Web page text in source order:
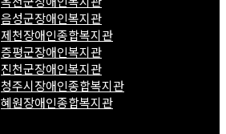
음성군장애인복지관
제천장애인종합복지관
증평군장애인복지관
진천군장애인복지관
청주시장애인종합복지관
혜원장애인종합복지관